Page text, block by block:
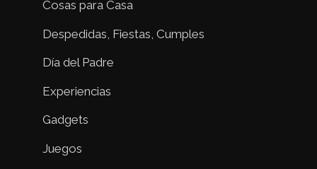
Cosas para Casa
Despedidas, Fiestas, Cumples
Día del Padre
Experiencias
Gadgets
Juegos